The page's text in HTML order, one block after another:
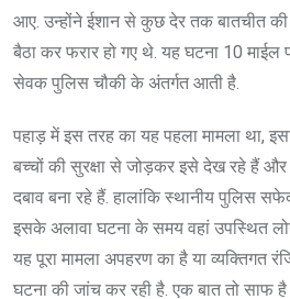
आए. उन्होंने ईशान से कुछ देर तक बातचीत
बैठा कर फरार हो गए थे. यह घटना 10 माईल
सेवक पुलिस चौकी के अंतर्गत आती है.
पहाड़ में इस तरह का यह पहला मामला था,
बच्चों की सुरक्षा से जोड़कर इसे देख रहे हैं
दबाव बना रहे हैं. हालांकि स्थानीय पुलिस
इसके अलावा घटना के समय वहां उपस्थित
यह पूरा मामला अपहरण का है या व्यक्तिगत
घटना की जांच कर रही है. एक बात तो साफ